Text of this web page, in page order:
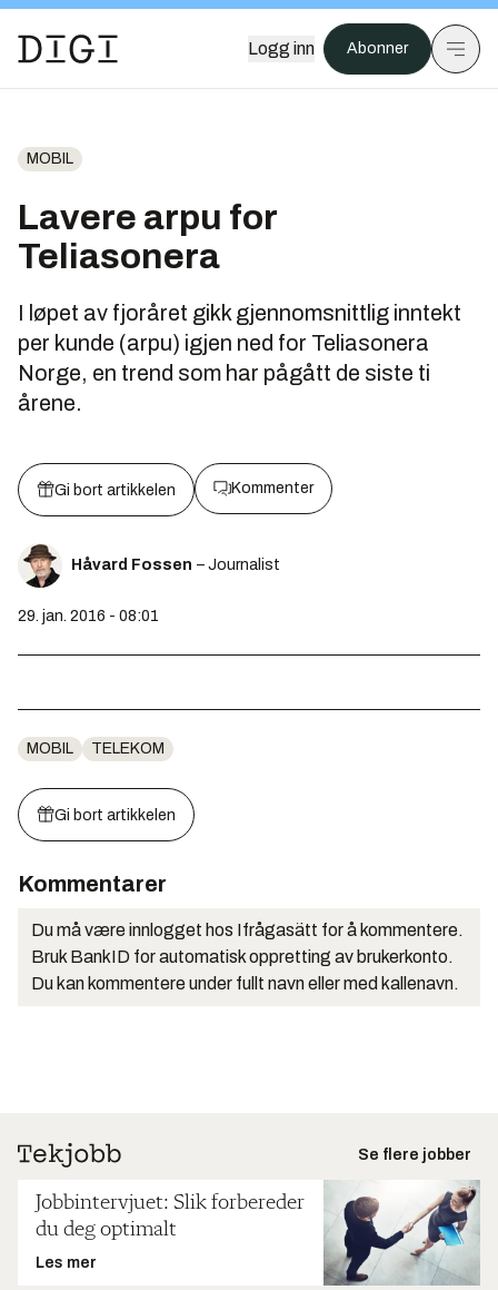
Logg inn Abonner
MOBIL
Lavere arpu for
Teliasonera
I løpet av fjoråret gikk gjennomsnittlig inntekt
per kunde (arpu) igjen ned for Teliasonera
Norge, en trend som har pågått de siste ti
årene.
Gi bort artikkelen Kommenter
Håvard Fossen – Journalist
29. jan. 2016 - 08:01
MOBIL TELEKOM
Gi bort artikkelen
Kommentarer
Du må være innlogget hos Ifrågasätt for å kommentere.
Bruk BankID for automatisk oppretting av brukerkonto.
Du kan kommentere under fullt navn eller med kallenavn.
Se flere jobber
Jobbintervjuet: Slik forbereder
du deg optimalt
Les mer